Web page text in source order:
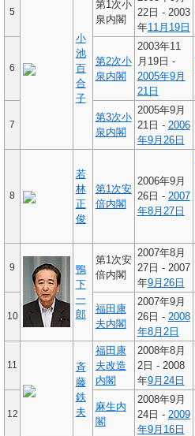
5
小
池
百
合
子
第1次小
泉内閣
22日 - 2003
年11月19日
6
第2次小
泉内閣
2003年11
月19日 -
2005年9月
21日
7
第3次小
泉内閣
2005年9月
21日 - 2006
年9月26日
8
若
林
正
俊
第1次安
倍内閣
2006年9月
26日 - 2007
年8月27日
9
鴨
下
一
郎
第1次安
倍内閣
2007年8月
27日 - 2007
年9月26日
10
福田康
夫内閣
2007年9月
26日 - 2008
年8月2日
11
斉
藤
鉄
夫
福田康
夫改造
内閣
2008年8月
2日 - 2008
年9月24日
12
麻生内
閣
2008年9月
24日 - 2009
年9月16日